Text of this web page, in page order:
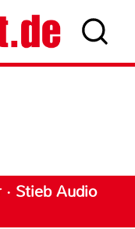
Stieb Audio